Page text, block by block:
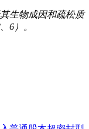
生物成因和疏松质
6）。